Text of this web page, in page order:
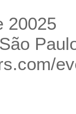
20025